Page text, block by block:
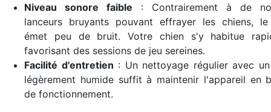
Niveau sonore faible : Contrairement à de
lanceurs bruyants pouvant effrayer les chiens,
émet peu de bruit. Votre chien s'y habitue
favorisant des sessions de jeu sereines.
Facilité d'entretien : Un nettoyage régulier avec
légèrement humide suffit à maintenir l'appareil en
de fonctionnement.